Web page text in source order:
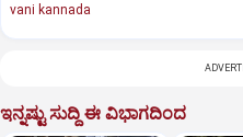
vani kannada
ಇನ್ನಷ್ಟು ಸುದ್ದಿ ಈ ವಿಭಾಗದಿಂದ